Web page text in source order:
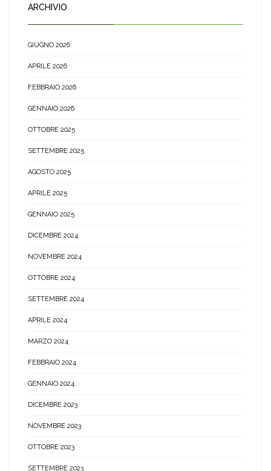
ARCHIVIO
GIUGNO 2026
APRILE 2026
FEBBRAIO 2026
GENNAIO 2026
OTTOBRE 2025
SETTEMBRE 2025
AGOSTO 2025
APRILE 2025
GENNAIO 2025
DICEMBRE 2024
NOVEMBRE 2024
OTTOBRE 2024
SETTEMBRE 2024
APRILE 2024
MARZO 2024
FEBBRAIO 2024
GENNAIO 2024
DICEMBRE 2023
NOVEMBRE 2023
OTTOBRE 2023
SETTEMBRE 2023